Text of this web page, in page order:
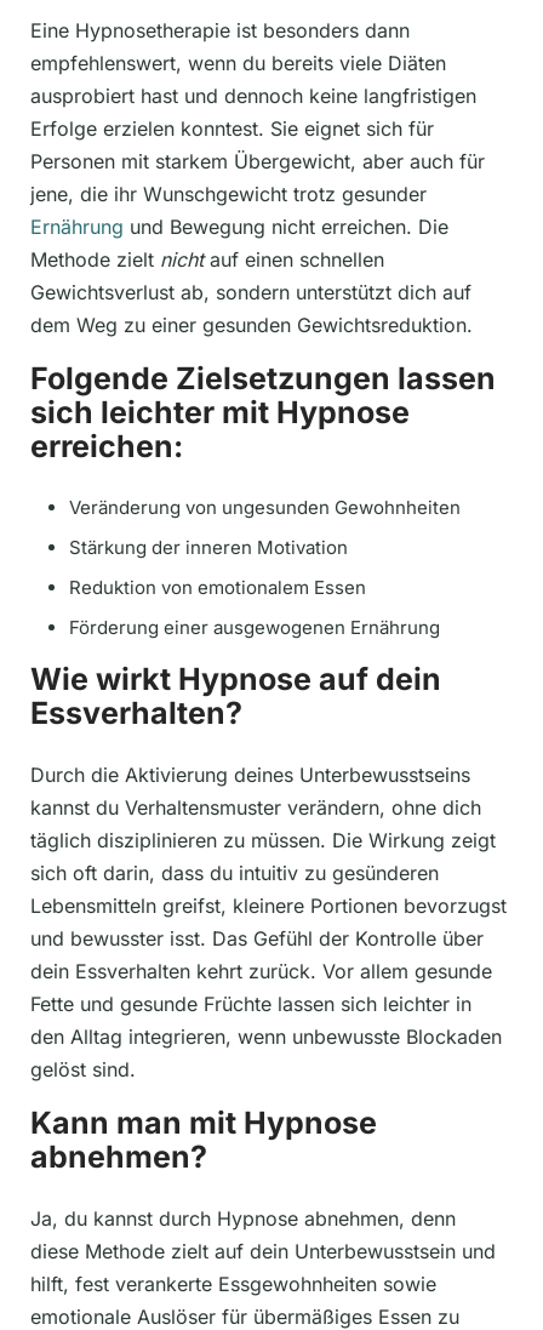
Eine Hypnosetherapie ist besonders dann
empfehlenswert, wenn du bereits viele Diäten
ausprobiert hast und dennoch keine langfristigen
Erfolge erzielen konntest. Sie eignet sich für
Personen mit starkem Übergewicht, aber auch für
jene, die ihr Wunschgewicht trotz gesunder
Ernährung und Bewegung nicht erreichen. Die
Methode zielt nichtauf einen schnellen
Gewichtsverlust ab, sondern unterstützt dich auf
dem Weg zu einer gesunden Gewichtsreduktion.
Folgende Zielsetzungen lassen
sich leichter mit Hypnose
erreichen:
Veränderung von ungesunden Gewohnheiten
Stärkung der inneren Motivation
Reduktion von emotionalem Essen
Förderung einer ausgewogenen Ernährung
Wie wirkt Hypnose auf dein
Essverhalten?
Durch die Aktivierung deines Unterbewusstseins
kannst du Verhaltensmuster verändern, ohne dich
täglich disziplinieren zu müssen. Die Wirkung zeigt
sich oft darin, dass du intuitiv zu gesünderen
Lebensmitteln greifst, kleinere Portionen bevorzugst
und bewusster isst. Das Gefühl der Kontrolle über
dein Essverhalten kehrt zurück. Vor allem gesunde
Fette und gesunde Früchte lassen sich leichter in
den Alltag integrieren, wenn unbewusste Blockaden
gelöst sind.
Kann man mit Hypnose
abnehmen?
Ja, du kannst durch Hypnose abnehmen, denn
diese Methode zielt auf dein Unterbewusstsein und
hilft, fest verankerte Essgewohnheiten sowie
emotionale Auslöser für übermäßiges Essen zu